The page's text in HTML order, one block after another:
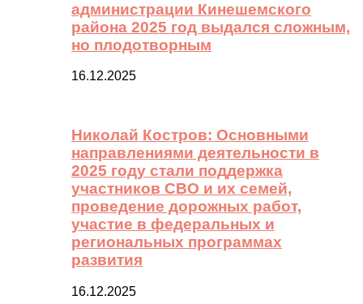
администрации Кинешемского
района 2025 год выдался сложным,
но плодотворным
16.12.2025
Николай Костров: Основными
направлениями деятельности в
2025 году стали поддержка
участников СВО и их семей,
проведение дорожных работ,
участие в федеральных и
региональных программах
развития
16.12.2025